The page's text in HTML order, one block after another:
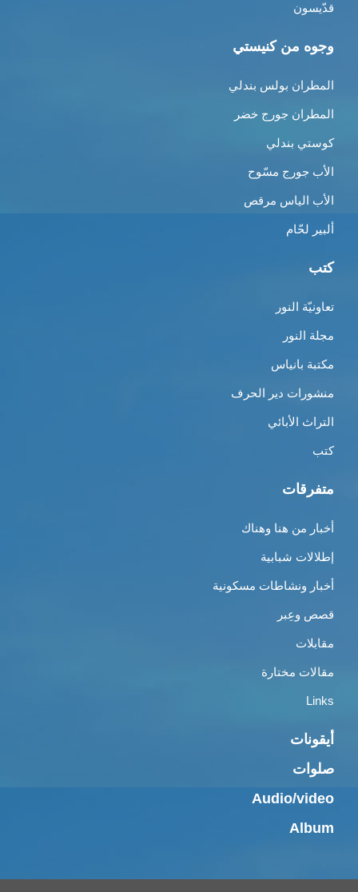
قدّيسون
وجوه من كنيستي
المطران بولس بندلي
المطران جورج خضر
كوستي بندلي
الأب جورج مسّوح
الأب الياس مرقص
ألبير لحّام
كتب
تعاونيّة النور
مجلة النور
مكتبة بانياس
منشورات دير الحرف
التراث الأبائي
كتب
متفرقات
أخبار من هنا وهناك
إطلالات شبابية
أخبار ونشاطات مسكونية
قصص وعِبر
مقابلات
مقالات مختارة
Links
أيقونات
صلوات
Audio/video
Album